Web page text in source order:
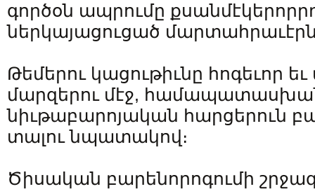
գործօն ապրումը
ներկայացուցած
Թեմերու կացութիւնը հոգեւոր
մարզերու մէջ,
նիւթաբարոյական հարցերուն
տալու նպատակով։
Ծիսական բարենորոգումի